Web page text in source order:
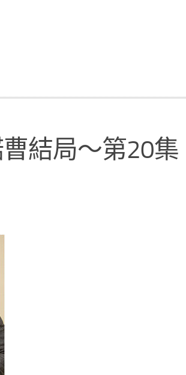
結局～第20集